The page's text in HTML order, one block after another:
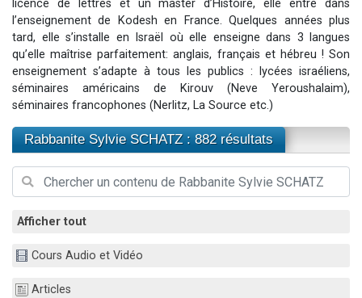
Il reste 49 places pour étudier en groupe sur Zoom
12 nouvelles musiques dans Torah-Box Music
2 personnes viennent de nous rejoindre sur WhatsApp
licence de lettres et un master d’Histoire, elle entre dans
l’enseignement de Kodesh en France. Quelques années plus
tard, elle s’installe en Israël où elle enseigne dans 3 langues
qu’elle maîtrise parfaitement: anglais, français et hébreu ! Son
enseignement s’adapte à tous les publics : lycées israéliens,
séminaires américains de Kirouv (Neve Yeroushalaim),
séminaires francophones (Nerlitz, La Source etc.)
Rabbanite Sylvie SCHATZ : 882 résultats
Afficher tout
Cours Audio et Vidéo
Articles